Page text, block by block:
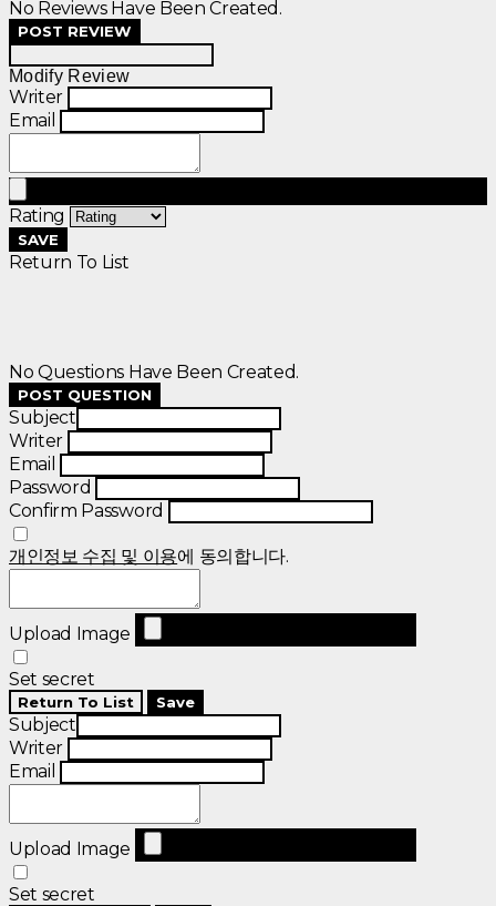
No Reviews Have Been Created.
POST REVIEW
Modify Review
Writer
Email
Rating
SAVE
Return To List
No Questions Have Been Created.
POST QUESTION
Subject
Writer
Email
Password
Confirm Password
개인정보 수집 및 이용에 동의합니다.
Upload Image
Set secret
Return To List Save
Subject
Writer
Email
Upload Image
Set secret